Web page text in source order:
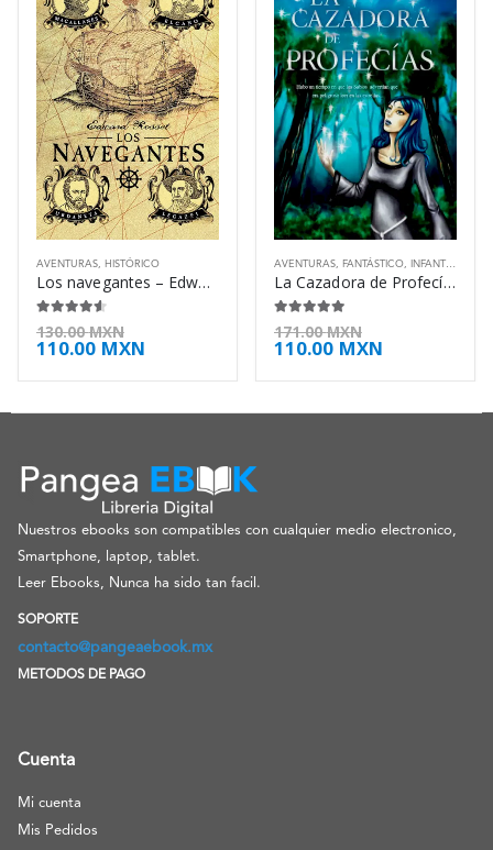
AVENTURAS, HISTÓRICO
Los navegantes – Edward Rosset
4.50 de 5
130.00MXN
110.00 MXN
AVENTURAS, FANTÁSTICO, INFANTIL ,
La Cazadora de Profecías – Carolina Lozano
4.88 de 5
171.00MXN
110.00 MXN
Nuestros ebooks son compatibles con cualquier medio electronico,
Smartphone, laptop, tablet.
Leer Ebooks, Nunca ha sido tan facil.
SOPORTE
contacto@pangeaebook.mx
METODOS DE PAGO
Cuenta
Mi cuenta
Mis Pedidos